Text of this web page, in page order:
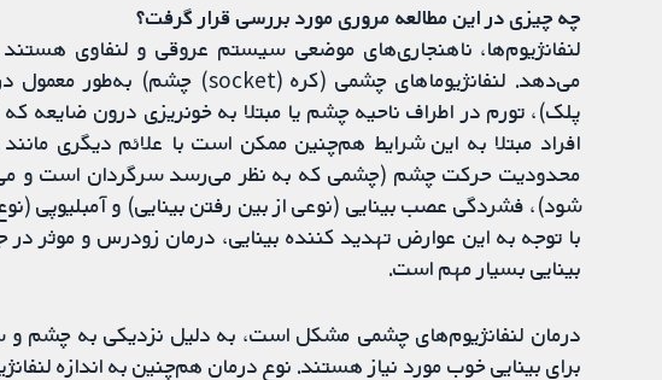
چه چیزی در این مطالعه مروری مورد بررسی قرار گرفت؟
لنفانژیوم‌ها، ناهنجاری‌های موضعی سیستم عروقی و لنفاوی
پلک)، تورم در اطراف ناحیه چشم یا مبتلا به خونریزی درون
افراد مبتلا به این شرایط هم‌چنین ممکن است با علائم دیگری مانند
محدودیت حرکت چشم (چشمی که به نظر می‌رسد سرگردان است و
شود)، فشردگی عصب بینایی (نوعی از بین رفتن بینایی) و آمبلیوپی
با توجه به این عوارض تهدید کننده بینایی، درمان زودرس و موثر
بینایی بسیار مهم است.
درمان لنفانژیوم‌های چشمی مشکل است، به دلیل نزدیکی به چشم
برای بینایی خوب مورد نیاز هستند. نوع درمان هم‌چنین به اندازه